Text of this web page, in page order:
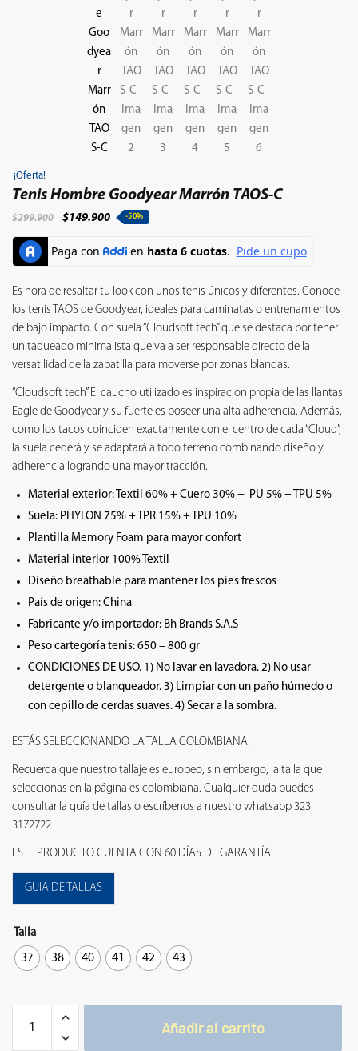
¡Oferta!
Tenis Hombre Goodyear Marrón TAOS-C
$299.900 $149.900 -50%
Es hora de resaltar tu look con unos tenis únicos y diferentes. Conoce
los tenis TAOS de Goodyear, ideales para caminatas o entrenamientos
de bajo impacto. Con suela “Cloudsoft tech” que se destaca por tener
un taqueado minimalista que va a ser responsable directo de la
versatilidad de la zapatilla para moverse por zonas blandas.
“Cloudsoft tech” El caucho utilizado es inspiracion propia de las llantas
Eagle de Goodyear y su fuerte es poseer una alta adherencia. Además,
como los tacos coinciden exactamente con el centro de cada “Cloud”,
la suela cederá y se adaptará a todo terreno combinando diseño y
adherencia logrando una mayor tracción.
Material exterior: Textil 60% + Cuero 30% + PU 5% + TPU 5%
Suela: PHYLON 75% + TPR 15% + TPU 10%
Plantilla Memory Foam para mayor confort
Material interior 100% Textil
Diseño breathable para mantener los pies frescos
País de origen: China
Fabricante y/o importador: Bh Brands S.A.S
Peso cartegoría tenis: 650 – 800 gr
CONDICIONES DE USO. 1) No lavar en lavadora. 2) No usar
detergente o blanqueador. 3) Limpiar con un paño húmedo o
con cepillo de cerdas suaves. 4) Secar a la sombra.
ESTÁS SELECCIONANDO LA TALLA COLOMBIANA.
Recuerda que nuestro tallaje es europeo, sin embargo, la talla que
seleccionas en la página es colombiana. Cualquier duda puedes
consultar la guía de tallas o escríbenos a nuestro whatsapp 323
3172722
ESTE PRODUCTO CUENTA CON 60 DÍAS DE GARANTÍA
GUIA DE TALLAS
Talla
37 38 40 41 42 43
Añadir al carrito